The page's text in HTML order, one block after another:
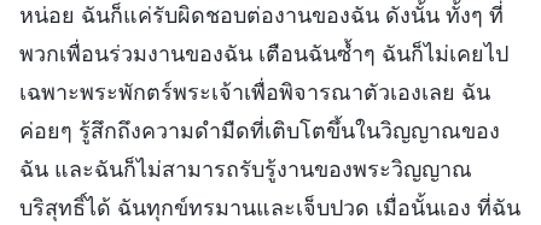
หน่อย ฉันก็แค่รับผิดชอบต่องานของฉัน ดังนั้น ทั้งๆ ที่
พวกเพื่อนร่วมงานของฉัน เตือนฉันซ้ำๆ ฉันก็ไม่เคยไป
เฉพาะพระพักตร์พระเจ้าเพื่อพิจารณาตัวเองเลย ฉัน
ค่อยๆ รู้สึกถึงความดำมืดที่เติบโตขึ้นในวิญญาณของ
ฉัน และฉันก็ไม่สามารถรับรู้งานของพระวิญญาณ
บริสุทธิ์ได้ ฉันทุกข์ทรมานและเจ็บปวด เมื่อนั้นเอง ที่ฉัน